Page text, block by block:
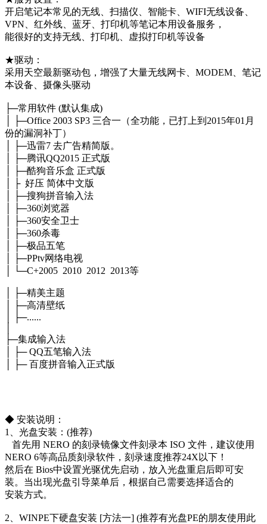
开启笔记本常见的无线、扫描仪、智能卡、WIFI无线设备、
VPN、红外线、蓝牙、打印机等笔记本用设备服务，
能很好的支持无线、打印机、虚拟打印机等设备
★驱动：
采用天空最新驱动包，增强了大量无线网卡、MODEM、笔记
本设备、摄像头驱动
├─常用软件 (默认集成)
│ ├─Office 2003 SP3 三合一（全功能，已打上到2015年01月
份的漏洞补丁）
│ ├─迅雷7 去广告精简版。
│ ├─腾讯QQ2015 正式版
│ ├─酷狗音乐盒 正式版
│ ├ 好压 简体中文版
│ ├─搜狗拼音输入法
│ ├─360浏览器
│ ├─360安全卫士
│ ├─360杀毒
│ ├─极品五笔
│ ├─PPtv网络电视
│ └─C+2005 2010 2012 2013等
│ ├─精美主题
│ ├─高清壁纸
│ ├─......
├─集成输入法
│ ├─ QQ五笔输入法
│ ├─ 百度拼音输入正式版
◆ 安装说明：
1、光盘安装：(推荐)
首先用 NERO 的刻录镜像文件刻录本 ISO 文件，建议使用
NERO 6等高品质刻录软件，刻录速度推荐24X以下！
然后在 Bios中设置光驱优先启动，放入光盘重启后即可安
装。当出现光盘引导菜单后，根据自己需要选择适合的
安装方式。
2、WINPE下硬盘安装 [方法一] (推荐有光盘PE的朋友使用此